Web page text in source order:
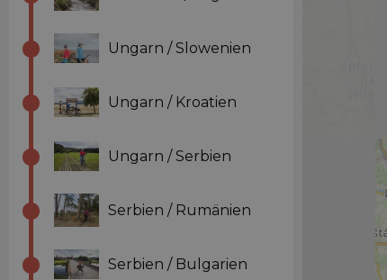
Ungarn / Slowenien
Ungarn / Kroatien
Ungarn / Serbien
Serbien / Rumänien
Serbien / Bulgarien